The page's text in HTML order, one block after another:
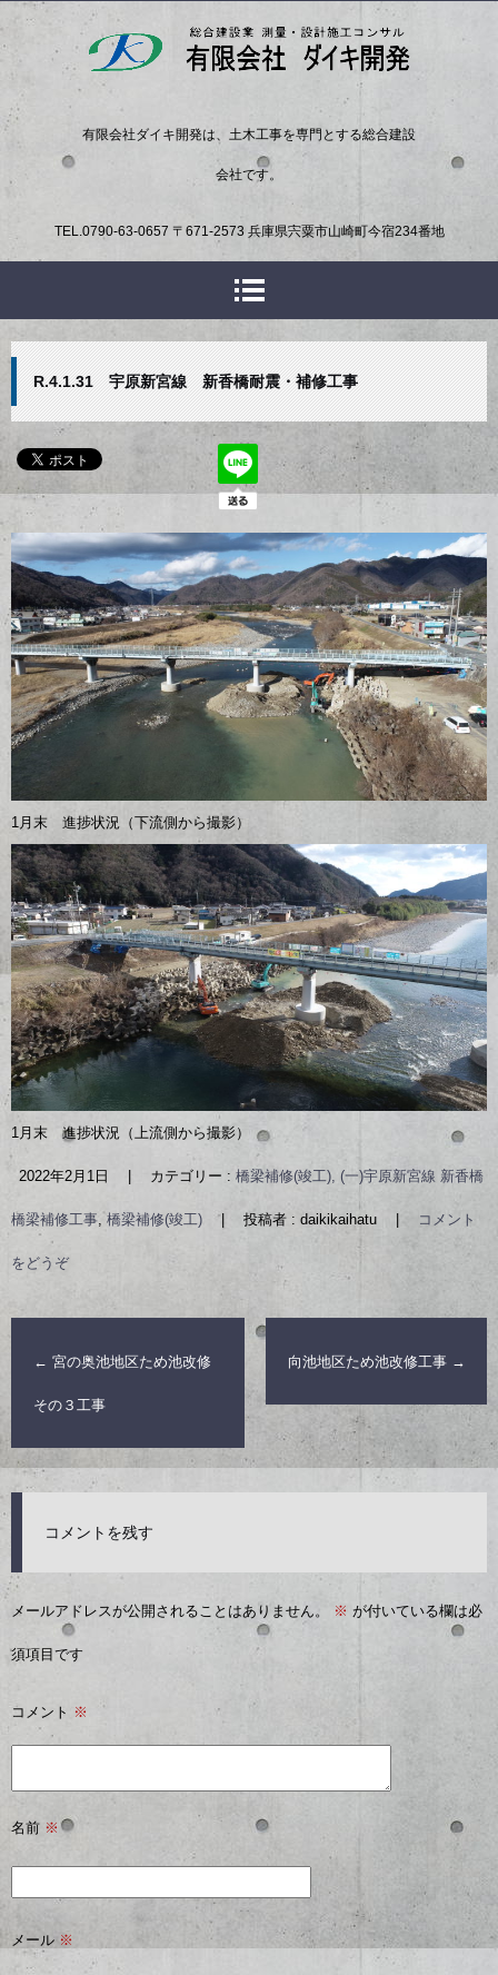
有限会社ダイキ開発は、土木工事を専門とする総合建設
会社です。
TEL. 0790-63-0657 〒671-2573 兵庫県宍粟市山崎町今宿234番地
R.4.1.31 宇原新宮線 新香橋耐震・補修工事
1月末 進捗状況（下流側から撮影）
1月末 進捗状況（上流側から撮影）
2022年2月1日 カテゴリー : 橋梁補修(竣工), (一)宇原新宮線 新香橋
橋梁補修工事, 橋梁補修(竣工) 投稿者 : daikikaihatu コメント
をどうぞ
← 宮の奥池地区ため池改修
その３工事
向池地区ため池改修工事 →
コメントを残す
メールアドレスが公開されることはありません。 ※ が付いている欄は必
須項目です
コメント ※
名前 ※
メール ※